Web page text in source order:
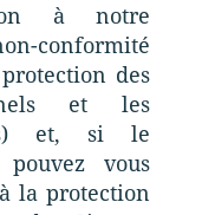
à notre
conformité
des
et les
et, si le
vous
la protection